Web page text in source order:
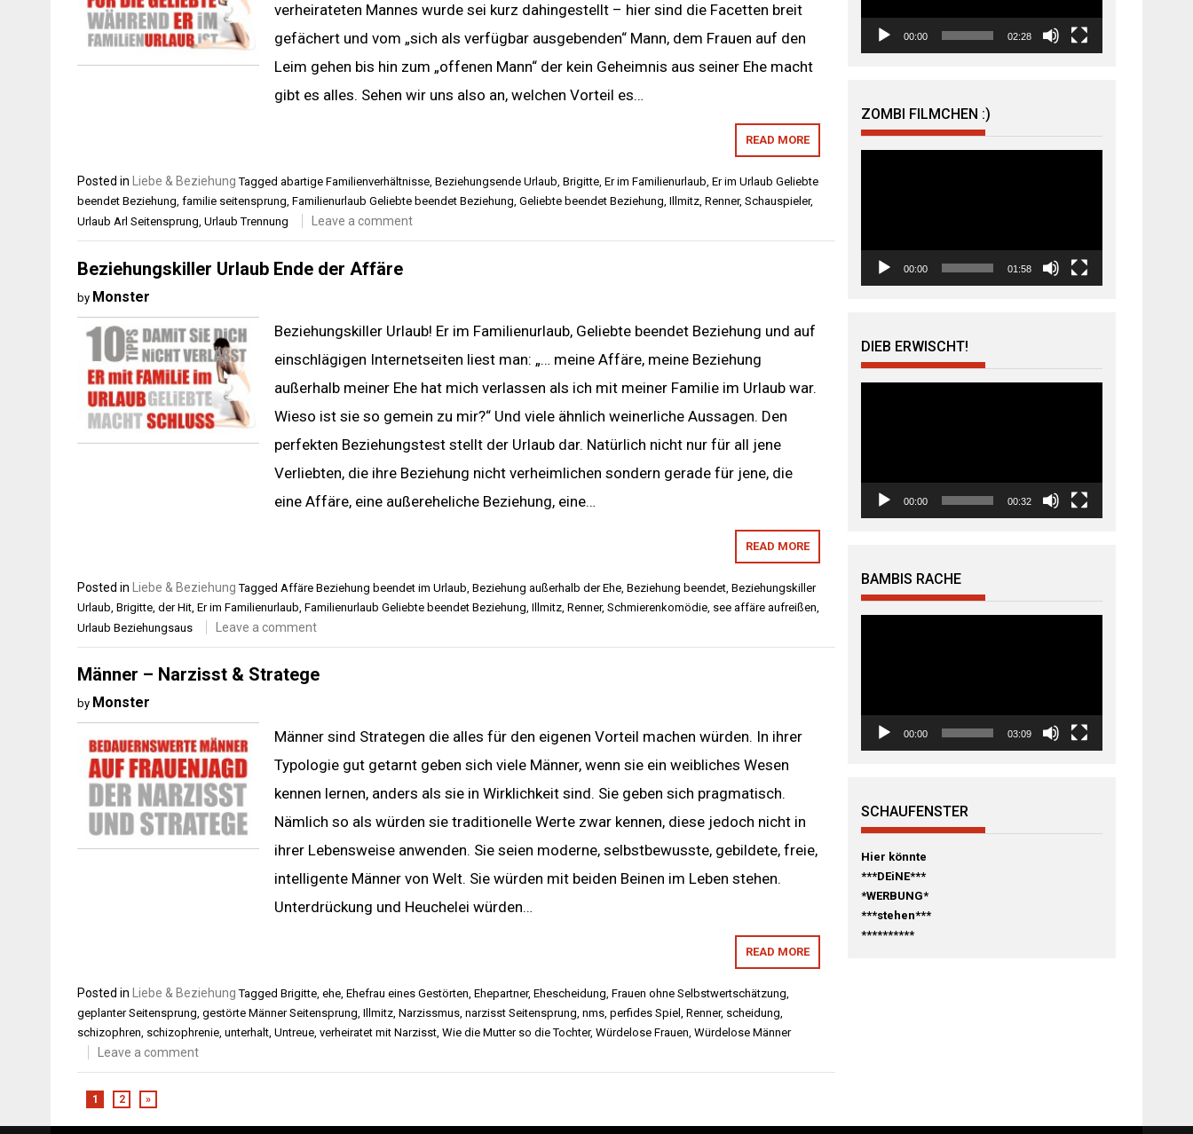
verheirateten Mannes wurde sei kurz dahingestellt – hier sind die Facetten breit
gefächert und vom „sich als verfügbar ausgebenden“ Mann, dem Frauen auf den
Leim gehen bis hin zum „offenen Mann“ der kein Geheimnis aus seiner Ehe macht
gibt es alles. Sehen wir uns also an, welchen Vorteil es…
READ MORE
Posted in Liebe & Beziehung Tagged abartige Familienverhältnisse, Beziehungsende Urlaub, Brigitte, Er im Familienurlaub, Er im Urlaub Geliebte
beendet Beziehung, familie seitensprung, Familienurlaub Geliebte beendet Beziehung, Geliebte beendet Beziehung, Illmitz, Renner, Schauspieler,
Urlaub Arl Seitensprung, Urlaub Trennung Leave a comment
Beziehungskiller Urlaub Ende der Affäre
by Monster
Beziehungskiller Urlaub! Er im Familienurlaub, Geliebte beendet Beziehung und auf
einschlägigen Internetseiten liest man: „… meine Affäre, meine Beziehung
außerhalb meiner Ehe hat mich verlassen als ich mit meiner Familie im Urlaub war.
Wieso ist sie so gemein zu mir?“ Und viele ähnlich weinerliche Aussagen. Den
perfekten Beziehungstest stellt der Urlaub dar. Natürlich nicht nur für all jene
Verliebten, die ihre Beziehung nicht verheimlichen sondern gerade für jene, die
eine Affäre, eine außereheliche Beziehung, eine…
READ MORE
Posted in Liebe & Beziehung Tagged Affäre Beziehung beendet im Urlaub Beziehung außerhalb der Ehe Beziehung beendet Beziehungskiller
Urlaub Brigitte der Hit Er im Familienurlaub Familienurlaub Geliebte beendet Beziehung Illmitz Renner, Schmierenkomödie see affäre aufreißen
Urlaub Beziehungsaus
Leave a comment
Männer – Narzisst & Stratege
by Monster
Männer sind Strategen die alles für den eigenen Vorteil machen würden. In ihrer
Typologie gut getarnt geben sich viele Männer, wenn sie ein weibliches Wesen
kennen lernen, anders als sie in Wirklichkeit sind. Sie geben sich pragmatisch.
Nämlich so als würden sie traditionelle Werte zwar kennen, diese jedoch nicht in
ihrer Lebensweise anwenden. Sie seien moderne, selbstbewusste, gebildete, freie,
intelligente Männer von Welt. Sie würden mit beiden Beinen im Leben stehen.
Unterdrückung und Heuchelei würden…
READ MORE
Posted in Liebe & Beziehung Tagged Brigitte, ehe, Ehefrau eines Gestörten, Ehepartner, Ehescheidung, Frauen ohne Selbstwertschätzung,
geplanter Seitensprung, gestörte Männer Seitensprung, Illmitz, Narzissmus, narzisst Seitensprung, nms, perfides Spiel , Renner, scheidung,
schizophren, schizophrenie, unterhalt, Untreue, verheiratet mit Narzisst, Wie die Mutter so die Tochter, Würdelose Frauen, Würdelose Männer
Leave a comment
1 2 »
00:00 02:28
ZOMBI FILMCHEN :)
00:00 01:58
DIEB ERWISCHT!
00:00 00:32
BAMBIS RACHE
00:00 03:09
SCHAUFENSTER
Hier könnte
***DEiNE***
*WERBUNG*
***stehen***
**********